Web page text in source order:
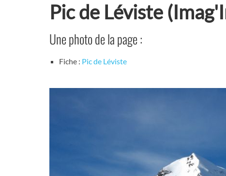
Pic de Léviste
Une photo de la page :
Fiche : Pic de Léviste